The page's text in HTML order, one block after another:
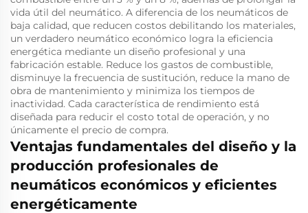
vida útil del neumático. A diferencia de los neumáticos de
baja calidad, que reducen costos debilitando los materiales,
un verdadero neumático económico logra la eficiencia
energética mediante un diseño profesional y una
fabricación estable. Reduce los gastos de combustible,
disminuye la frecuencia de sustitución, reduce la mano de
obra de mantenimiento y minimiza los tiempos de
inactividad. Cada característica de rendimiento está
diseñada para reducir el costo total de operación, y no
únicamente el precio de compra.
Ventajas fundamentales del diseño y la
producción profesionales de
neumáticos económicos y eficientes
energéticamente